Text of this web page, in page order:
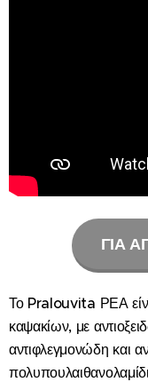
ΓΙΑ
Το Pralouvita ΡΕΑ
καψακίων, με
αντιφλεγμονώδη και